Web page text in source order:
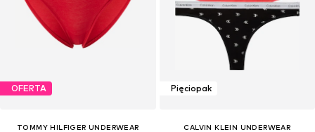
OFERTA
TOMMY HILFIGER UNDERWEAR
Pięciopak
CALVIN KLEIN UNDERWEAR